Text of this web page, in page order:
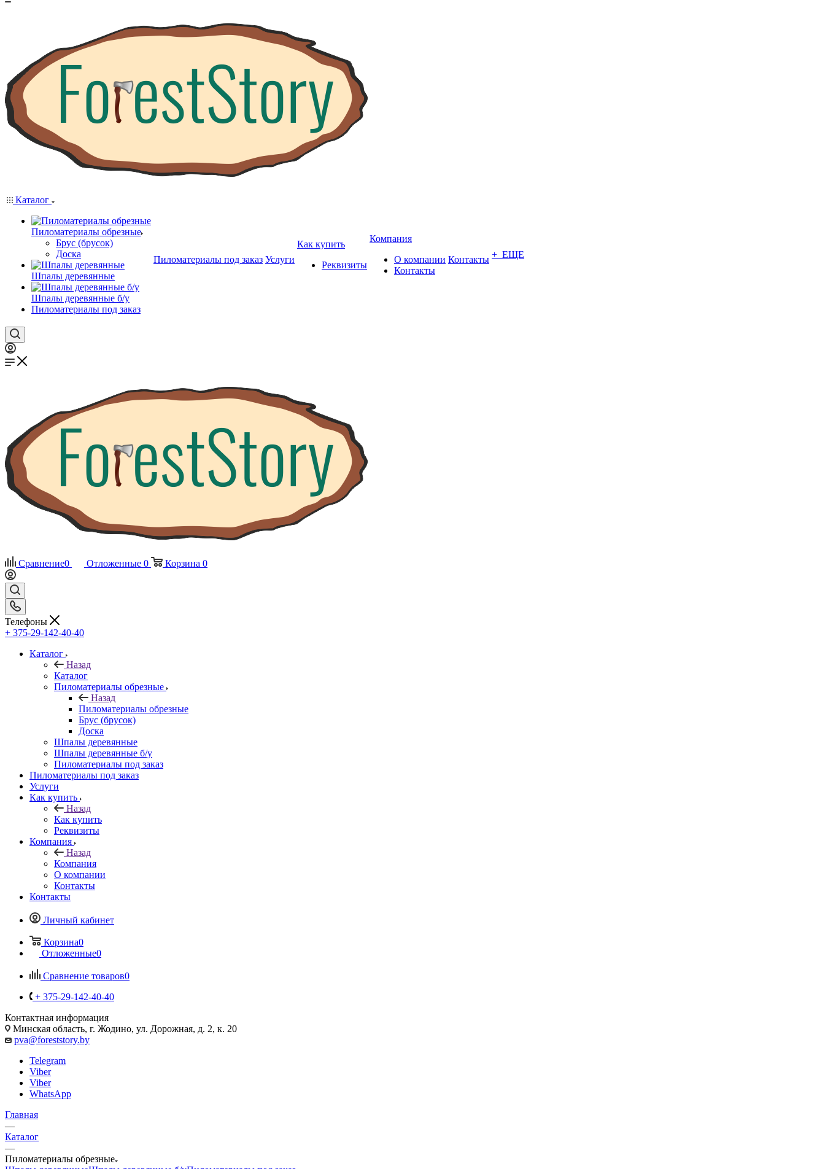
Каталог
Пиломатериалы обрезные
Брус (брусок)
Доска
Шпалы деревянные
Шпалы деревянные б/у
Пиломатериалы под заказ
Пиломатериалы под заказ Услуги
Как купить
Реквизиты
Компания
О компании
Контакты
Контакты + ЕЩЕ
Сравнение0 Отложенные 0 Корзина 0
Телефоны
+ 375-29-142-40-40
Каталог
Назад
Каталог
Пиломатериалы обрезные
Назад
Пиломатериалы обрезные
Брус (брусок)
Доска
Шпалы деревянные
Шпалы деревянные б/у
Пиломатериалы под заказ
Пиломатериалы под заказ
Услуги
Как купить
Назад
Как купить
Реквизиты
Компания
Назад
Компания
О компании
Контакты
Контакты
Личный кабинет
Корзина0
Отложенные0
Сравнение товаров0
+ 375-29-142-40-40
Контактная информация
Минская область, г. Жодино, ул. Дорожная, д. 2, к. 20
pva@foreststory.by
Telegram
Viber
Viber
WhatsApp
Главная
—
Каталог
—
Пиломатериалы обрезные